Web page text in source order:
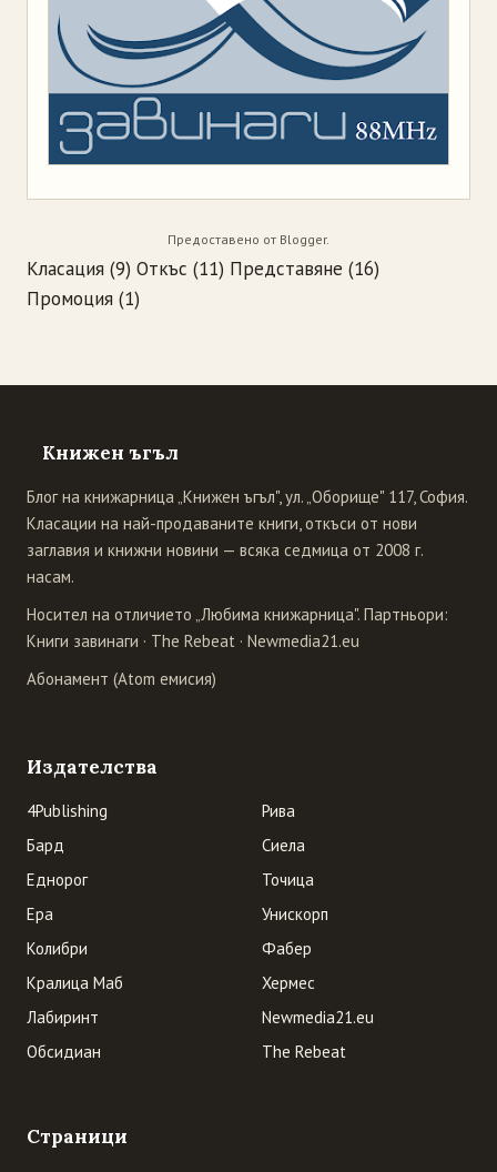
Предоставено от Blogger.
Класация (9) Откъс (11) Представяне (16)
Промоция (1)
Книжен ъгъл
Блог на книжарница „Книжен ъгъл", ул. „Оборище" 117, София.
Класации на най-продаваните книги, откъси от нови
заглавия и книжни новини — всяка седмица от 2008 г.
насам.
Носител на отличието „Любима книжарница". Партньори:
Книги завинаги · The Rebeat · Newmedia21.eu
Абонамент (Atom емисия)
Издателства
4Publishing
Бард
Еднорог
Ера
Колибри
Кралица Маб
Лабиринт
Обсидиан
Рива
Сиела
Точица
Унискорп
Фабер
Хермес
Newmedia21.eu
The Rebeat
Страници